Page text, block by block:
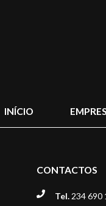
INÍCIO
CONTACTOS
Tel. 234 690